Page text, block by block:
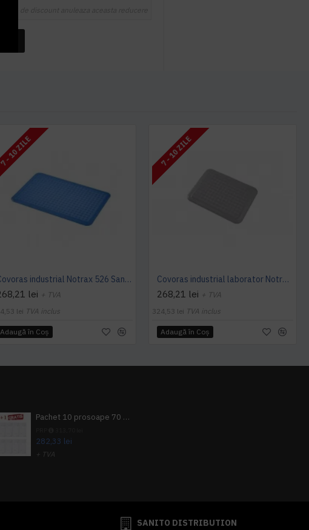
de discount anuleaza aceasta reducere
10 ZILE
Covoras industrial Notrax 526 Sani-FlexTM
lei + TVA
lei TVA inclus
Adaugă în Coş
7 - 10 ZILE
Covoras industrial laborator Notrax 526G Sani-FlexTM
268,21 lei + TVA
324,53 lei TVA inclus
Adaugă în Coş
Pachet 10 prosoape 70 x 140cm 9 + 1 gratuit
282,33 lei
+ TVA
SANITO DISTRIBUTION